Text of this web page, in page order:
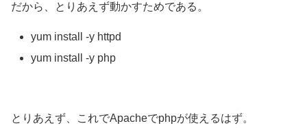
だから、とりあえず動かすためである。
yum install -y httpd
yum install -y php
とりあえず、これでApacheでphpが使えるはず。